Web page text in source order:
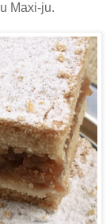
Maxi-ju.